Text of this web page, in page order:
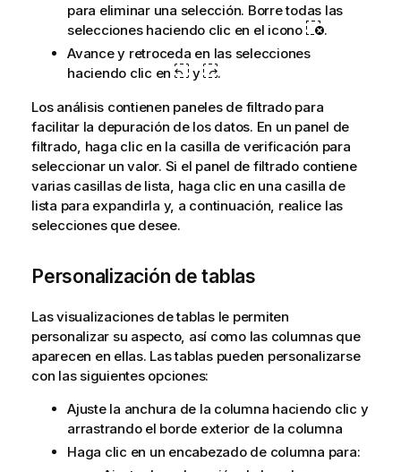
para eliminar una selección. Borre todas las
selecciones haciendo clic en el icono
.
Avance y retroceda en las selecciones
haciendo clic en
y
.
Los análisis contienen paneles de filtrado para
facilitar la depuración de los datos. En un panel de
filtrado, haga clic en la casilla de verificación para
seleccionar un valor. Si el panel de filtrado contiene
varias casillas de lista, haga clic en una casilla de
lista para expandirla y, a continuación, realice las
selecciones que desee.
Personalización de tablas
Las visualizaciones de tablas le permiten
personalizar su aspecto, así como las columnas que
aparecen en ellas. Las tablas pueden personalizarse
con las siguientes opciones:
Ajuste la anchura de la columna haciendo clic y
arrastrando el borde exterior de la columna
Haga clic en un encabezado de columna para: